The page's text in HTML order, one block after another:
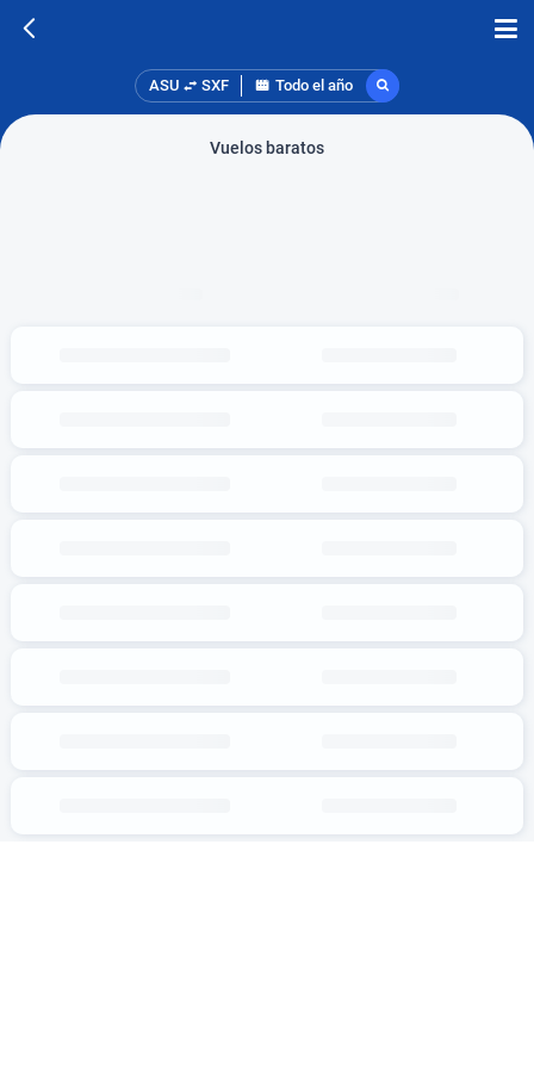
ASU SXF Todo el año
Vuelos baratos